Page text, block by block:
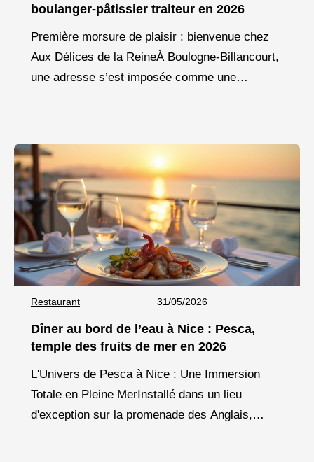
boulanger-pâtissier traiteur en 2026
Première morsure de plaisir : bienvenue chez
Aux Délices de la ReineÀ Boulogne-Billancourt,
une adresse s’est imposée comme une
Restaurant 31/05/2026
Dîner au bord de l’eau à Nice : Pesca,
temple des fruits de mer en 2026
L'Univers de Pesca à Nice : Une Immersion
Totale en Pleine MerInstallé dans un lieu
d'exception sur la promenade des Anglais,